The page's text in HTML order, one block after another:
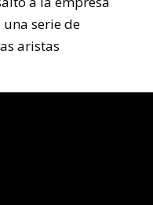
serie de
aristas